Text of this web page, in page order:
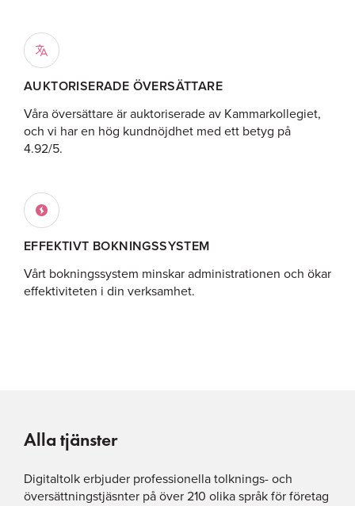
AUKTORISERADE ÖVERSÄTTARE
Våra översättare är auktoriserade av Kammarkollegiet,
och vi har en hög kundnöjdhet med ett betyg på
4.92/5.
EFFEKTIVT BOKNINGSSYSTEM
Vårt bokningssystem minskar administrationen och ökar
effektiviteten i din verksamhet.
Alla tjänster
Digitaltolk erbjuder professionella tolknings- och
översättningstjäsnter på över 210 olika språk för företag